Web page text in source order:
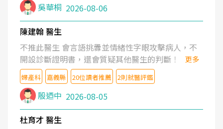
吳華桐 2026-08-06
陳建翰 醫生
不推此醫生 會言語挑釁並情緒性字眼攻擊病人，不
開設診斷證明書，還會質疑其他醫生的判斷！
更多
婦產科 嘉義縣 20位讀者推薦 2則就醫評鑑
殷迺中 2026-08-05
杜育才 醫生